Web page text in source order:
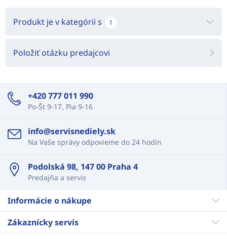
Produkt je v kategórii s 1
Položiť otázku predajcovi
+420 777 011 990
Po-Št 9-17, Pia 9-16
info@servisnediely.sk
Na Vaše správy odpovieme do 24 hodín
Podolská 98, 147 00 Praha 4
Predajňa a servis
Informácie o nákupe
Zákaznícky servis